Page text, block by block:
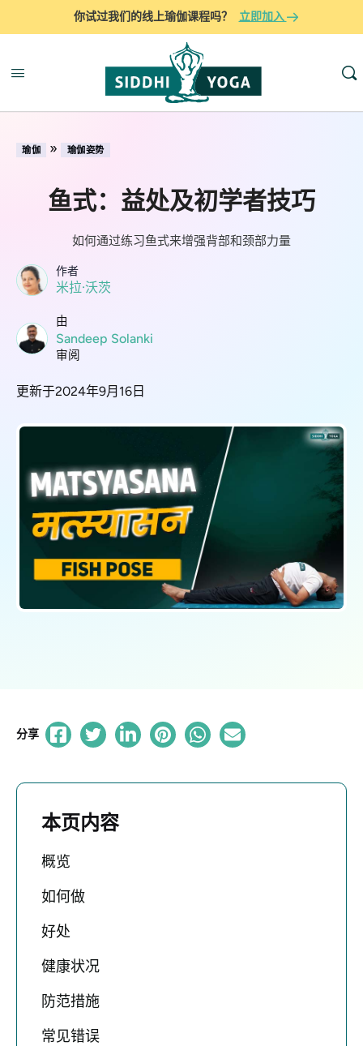
你试过我们的线上瑜伽课程吗？ 立即加入
瑜伽 » 瑜伽姿势
鱼式：益处及初学者技巧
如何通过练习鱼式来增强背部和颈部力量
作者
米拉·沃茨
由
Sandeep Solanki
审阅
更新于2024年9月16日
分享
本页内容
概览
如何做
好处
健康状况
防范措施
常见错误